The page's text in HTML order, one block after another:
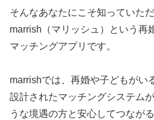
そんなあなたにこそ知っていただ
marrish（マリッシュ）という再
マッチングアプリです。
marrishでは、再婚や子どもがい
設計されたマッチングシステム
うな境遇の方と安心してつなが